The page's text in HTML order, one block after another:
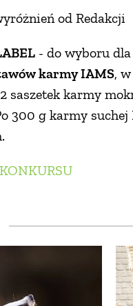
od Redakcji
- do wyboru
karmy IAMS,
saszetek karmy
300 g karmy suchej
PRZETWORY
INNE